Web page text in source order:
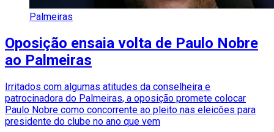
Palmeiras
Oposição ensaia volta de Paulo Nobre
ao Palmeiras
Irritados com algumas atitudes da conselheira e
patrocinadora do Palmeiras, a oposição promete colocar
Paulo Nobre como concorrente ao pleito nas eleicões para
presidente do clube no ano que vem